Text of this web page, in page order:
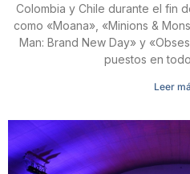
Colombia y Chile durante el fin
como «Moana», «Minions &
Man: Brand New Day» y
puestos en
Leer